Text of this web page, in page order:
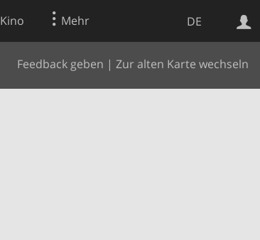
DE
Kino Mehr
Feedback geben | Zur alten Karte wechseln
Websuche